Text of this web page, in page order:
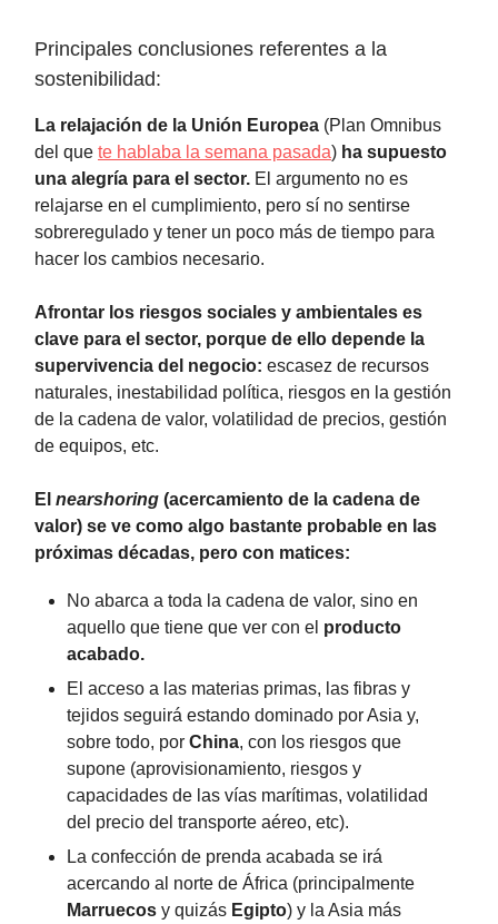
Principales conclusiones referentes a la
sostenibilidad:
La relajación de la Unión Europea (Plan Omnibus
del que te hablaba la semana pasada) ha supuesto
una alegría para el sector. El argumento no es
relajarse en el cumplimiento, pero sí no sentirse
sobreregulado y tener un poco más de tiempo para
hacer los cambios necesario.
Afrontar los riesgos sociales y ambientales es
clave para el sector, porque de ello depende la
supervivencia del negocio: escasez de recursos
naturales, inestabilidad política, riesgos en la gestión
de la cadena de valor, volatilidad de precios, gestión
de equipos, etc.
El nearshoring (acercamiento de la cadena de
valor) se ve como algo bastante probable en las
próximas décadas, pero con matices:
No abarca a toda la cadena de valor, sino en
aquello que tiene que ver con el producto
acabado.
El acceso a las materias primas, las fibras y
tejidos seguirá estando dominado por Asia y,
sobre todo, por China, con los riesgos que
supone (aprovisionamiento, riesgos y
capacidades de las vías marítimas, volatilidad
del precio del transporte aéreo, etc).
La confección de prenda acabada se irá
acercando al norte de África (principalmente
Marruecos y quizás Egipto) y la Asia más